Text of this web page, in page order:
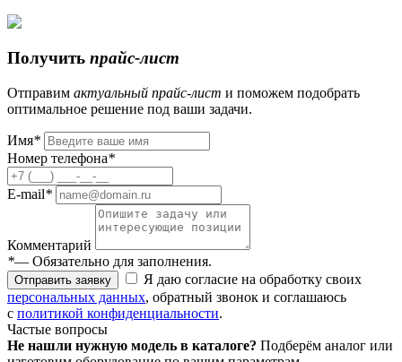
Получить прайс-лист
Отправим актуальный прайс-лист и поможем подобрать
оптимальное решение под ваши задачи.
Имя*
Номер телефона*
E-mail*
Комментарий
*— Обязательно для заполнения.
Отправить заявку
Я даю согласие на обработку своих
персональных данных, обратный звонок и соглашаюсь
с политикой конфиденциальности.
Частые вопросы
Не нашли нужную модель в каталоге? Подберём аналог или